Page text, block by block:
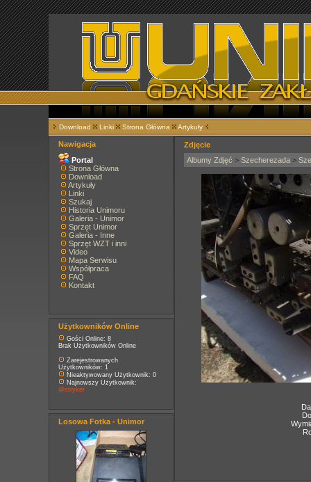
Download Linki Strona Główna Artykuły
Nawigacja
Portal
Strona Główna
Download
Artykuły
Linki
Szukaj
Historia Unimoru
Galeria - Unimor
Sprzęt Unimor
Galeria - Inne
Sprzęt WZT i inni
Video
Mapa Serwisu
Współpraca
FAQ
Kontakt
Użytkowników Online
Gości Online: 8
Brak Użytkowników Online
Zarejestrowanych
Użytkowników: 1
Nieaktywowany Użytkownik: 0
Najnowszy Użytkownik:
@stryker
Losowa Fotka - Unimor
Zdjęcie
Albumy Zdjęć > Szecherezada >